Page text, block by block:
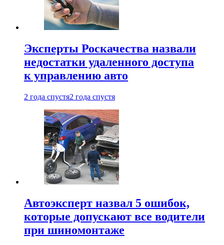
Эксперты Роскачества назвали
недостатки удаленного доступа
к управлению авто
2 года спустя2 года спустя
Автоэксперт назвал 5 ошибок,
которые допускают все водители
при шиномонтаже